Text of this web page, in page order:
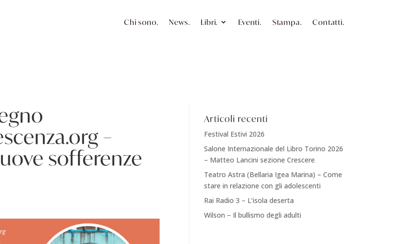
Chi sono. News. Libri. Eventi. Stampa. Contatti.
–
sofferenze
Articoli recenti
Festival Estivi 2026
Salone Internazionale del Libro Torino 2026
– Matteo Lancini sezione Crescere
Teatro Astra (Bellaria Igea Marina) – Come
stare in relazione con gli adolescenti
Rai Radio 3 – L’isola deserta
Wilson – Il bullismo degli adulti